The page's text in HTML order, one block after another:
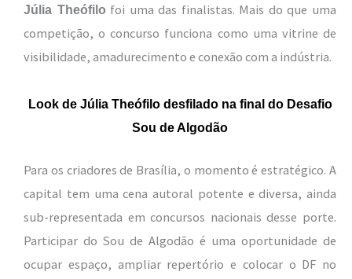
Júlia Theófilo foi uma das finalistas. Mais do que uma
competição, o concurso funciona como uma vitrine de
visibilidade, amadurecimento e conexão com a indústria.
Look de Júlia Theófilo desfilado na final do Desafio
Sou de Algodão
Para os criadores de Brasília, o momento é estratégico. A
capital tem uma cena autoral potente e diversa, ainda
sub-representada em concursos nacionais desse porte.
Participar do Sou de Algodão é uma oportunidade de
ocupar espaço, ampliar repertório e colocar o DF no